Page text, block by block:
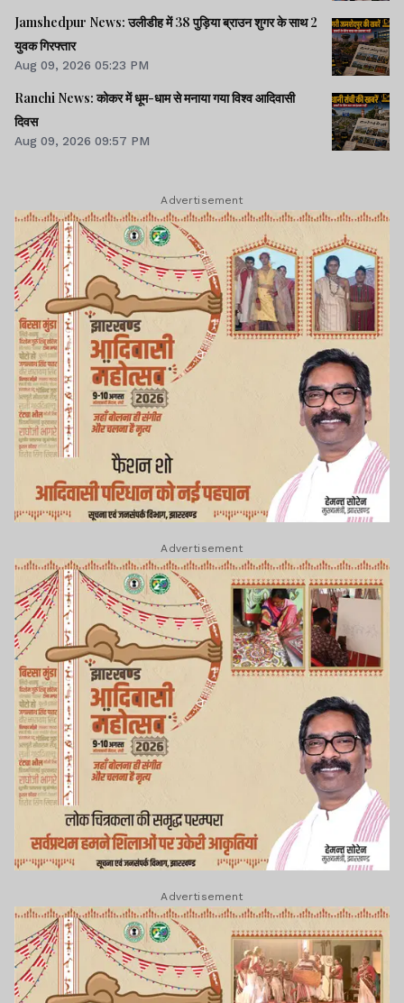
Jamshedpur News: उलीडीह में 38 पुड़िया ब्राउन शुगर के साथ 2
युवक गिरफ्तार
Aug 09, 2026 05:23 PM
Ranchi News: कोकर में धूम-धाम से मनाया गया विश्व आदिवासी
दिवस
Aug 09, 2026 09:57 PM
Advertisement
Advertisement
Advertisement